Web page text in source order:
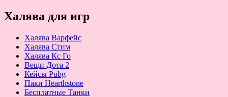
Халява для игр
Халява Варфейс
Халява Стим
Халява Кс Го
Вещи Дота 2
Кейсы Pubg
Паки Hearthstone
Бесплатные Танки